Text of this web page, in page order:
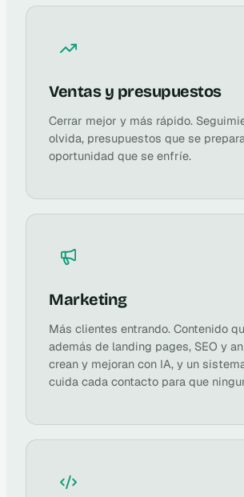
Ventas y presupuestos
Cerrar mejor y más rápido.
olvida, presupuestos que se
oportunidad que se enfríe.
Marketing
Más clientes entrando. Contenido
además de landing pages, SEO y
crean y mejoran con IA, y un
cuida cada contacto para que